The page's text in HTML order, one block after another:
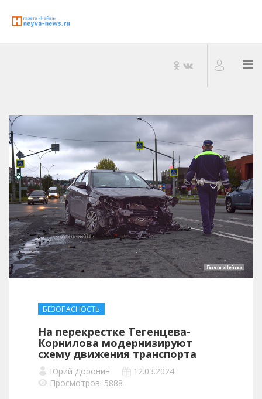
БЕЗОПАСНОСТЬ
На перекрестке Тегенцева-
Корнилова модернизируют
схему движения транспорта
Юрий Доронин
12.03.2024
Просмотров: 5888